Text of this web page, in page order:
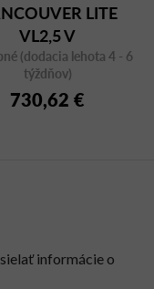
LITE
VL2,5 V
(dodacia lehota 4 - 6
týždňov)
730,62 €
informácie o